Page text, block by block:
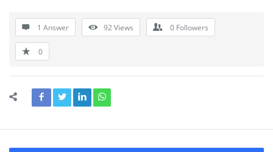
1 Answer 92Views 0 Followers
0